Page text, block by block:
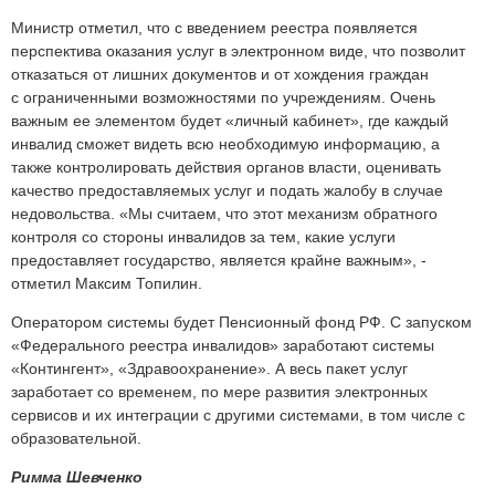
Министр отметил, что с введением реестра появляется
перспектива оказания услуг в электронном виде, что позволит
отказаться от лишних документов и от хождения граждан
с ограниченными возможностями по учреждениям . Очень
важным ее элементом будет «личный кабинет», где каждый
инвалид сможет видеть всю необходимую информацию, а
также контролировать действия органов власти, оценивать
качество предоставляемых услуг и подать жалобу в случае
недовольства. «Мы считаем, что этот механизм обратного
контроля со стороны инвалидов за тем, какие услуги
предоставляет государство, является крайне важным», -
отметил Максим Топилин.
Оператором системы будет Пенсионный фонд РФ. С запуском
«Федерального реестра инвалидов» заработают системы
«Контингент», «Здравоохранение». А весь пакет услуг
заработает со временем, по мере развития электронных
сервисов и их интеграции с другими системами, в том числе с
образовательной.
Римма Шевченко